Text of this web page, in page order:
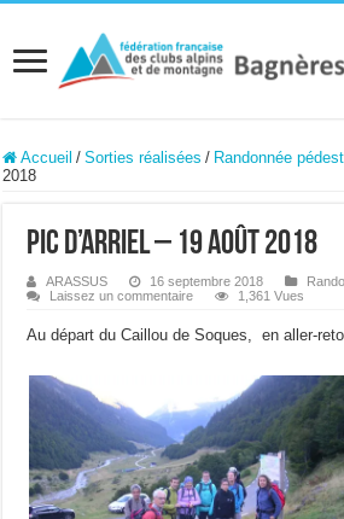
Accueil / Sorties réalisées / Randonnée
2018
Pic d’Arriel – 19 août 2018
ARASSUS 16 septembre 2018
Laissez un commentaire
1,361 Vues
Au départ du Caillou de Soques, en aller-